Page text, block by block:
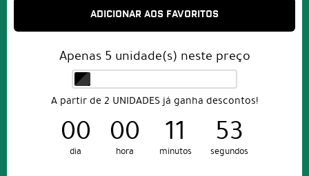
ADICIONAR AOS FAVORITOS
Apenas 5 unidade(s) neste preço
A partir de 2 UNIDADES já ganha descontos!
00
dia
00
hora
11
minutos
52
segundos